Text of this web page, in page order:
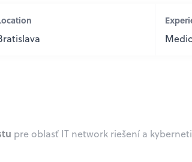
pre oblasť IT network riešení a